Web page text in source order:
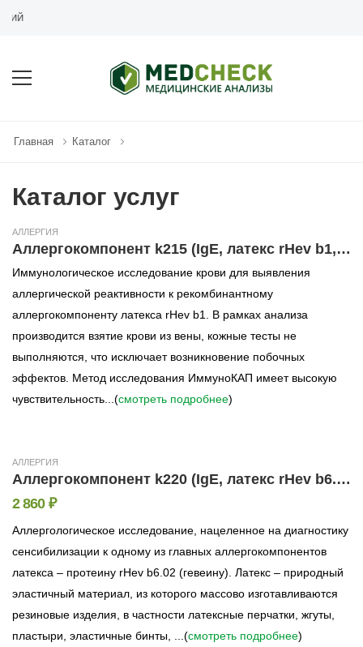
Главная Каталог
Каталог услуг
АЛЛЕРГИЯ
Аллергокомпонент k215 (IgE, латекс rHev b1, ImmunoCAP)
Иммунологическое исследование крови для выявления
аллергической реактивности к рекомбинантному
аллергокомпоненту латекса rHev b1. В рамках анализа
производится взятие крови из вены, кожные тесты не
выполняются, что исключает возникновение побочных
эффектов. Метод исследования ИммуноКАП имеет высокую
чувствительность...(смотреть подробнее)
АЛЛЕРГИЯ
Аллергокомпонент k220 (IgE, латекс rHev b6.02, ImmunoCAP)
2 860 ₽
Аллергологическое исследование, нацеленное на диагностику
сенсибилизации к одному из главных аллергокомпонентов
латекса – протеину rHev b6.02 (гевеину). Латекс – природный
эластичный материал, из которого массово изготавливаются
резиновые изделия, в частности латексные перчатки, жгуты,
пластыри, эластичные бинты, ...(смотреть подробнее)